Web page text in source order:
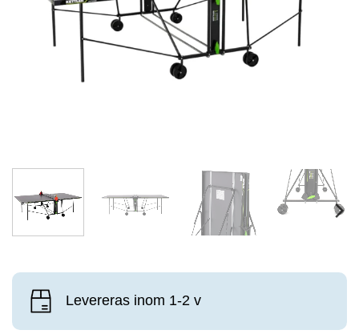
Levereras inom 1-2 v